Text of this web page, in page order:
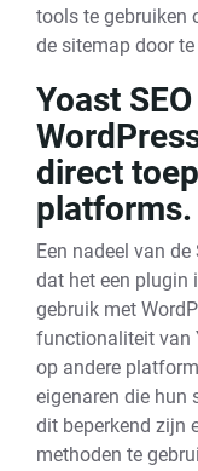
tools te gebruiken
de sitemap door te
Yoast
direct
platforms.
Een nadeel van
dat het een plugin
gebruik met
functionaliteit van
op andere
eigenaren die hun
dit beperkend zijn
methoden te